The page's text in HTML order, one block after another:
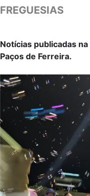
FREGUESIAS
Notícias publicadas
Paços de Ferreira.